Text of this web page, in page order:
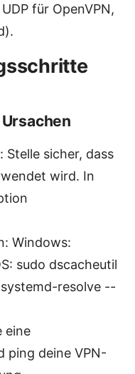
für OpenVPN,
Stelle sicher, dass
wird. In
Windows:
sudo dscacheutil
resolve --
eine
ping deine VPN-